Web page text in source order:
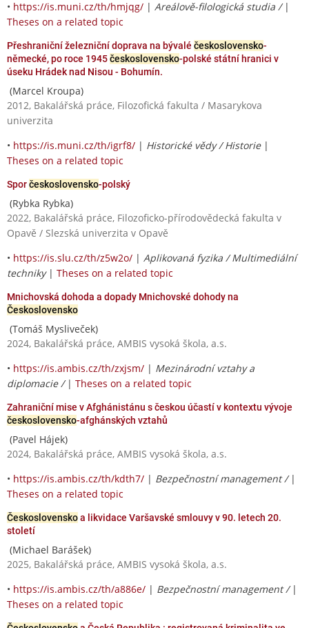
• https://is.muni.cz/th/hmjqg/ | Areálově-filologická studia / |
Theses on a related topic
Přeshraniční železniční doprava na bývalé československo-
německé, po roce 1945československo-polské státní hranici v
úseku Hrádek nad Nisou - Bohumín.
(Marcel Kroupa)
2012, Bakalářská práce, Filozofická fakulta / Masarykova
univerzita
• https://is.muni.cz/th/igrf8/ | Historické vědy / Historie|
Theses on a related topic
Sporčeskoslovensko-polský
(Rybka Rybka)
2022, Bakalářská práce, Filozoficko-přírodovědecká fakulta v
Opavě / Slezská univerzita v Opavě
• https://is.slu.cz/th/z5w2o/ | Aplikovaná fyzika / Multimediální
techniky| Theses on a related topic
Mnichovská dohoda a dopady Mnichovské dohody na
Československo
(Tomáš Mysliveček)
2024, Bakalářská práce, AMBIS vysoká škola, a.s.
• https://is.ambis.cz/th/zxjsm/ | Mezinárodní vztahy a
diplomacie / | Theses on a related topic
Zahraniční mise v Afghánistánu s českou účastí v kontextu vývoje
československo-afghánských vztahů
(Pavel Hájek)
2024, Bakalářská práce, AMBIS vysoká škola, a.s.
• https://is.ambis.cz/th/kdth7/ | Bezpečnostní management / |
Theses on a related topic
Československoa likvidace Varšavské smlouvy v 90. letech 20.
století
(Michael Barášek)
2025, Bakalářská práce, AMBIS vysoká škola, a.s.
• https://is.ambis.cz/th/a886e/ | Bezpečnostní management / |
Theses on a related topic